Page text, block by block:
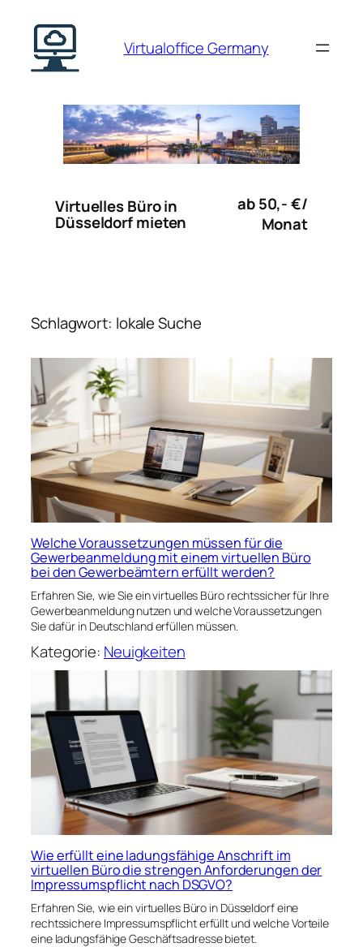
Inhalt
springen
Virtualoffice Germany
Virtuelles Büro in
Düsseldorf mieten
ab 50,- €/
Monat
Schlagwort: lokale Suche
Welche Voraussetzungen müssen für die
Gewerbeanmeldung mit einem virtuellen Büro
bei den Gewerbeämtern erfüllt werden?
Erfahren Sie, wie Sie ein virtuelles Büro rechtssicher für Ihre
Gewerbeanmeldung nutzen und welche Voraussetzungen
Sie dafür in Deutschland erfüllen müssen.
Kategorie: Neuigkeiten
Wie erfüllt eine ladungsfähige Anschrift im
virtuellen Büro die strengen Anforderungen der
Impressumspflicht nach DSGVO?
Erfahren Sie, wie ein virtuelles Büro in Düsseldorf eine
rechtssichere Impressumspflicht erfüllt und welche Vorteile
eine ladungsfähige Geschäftsadresse bietet.